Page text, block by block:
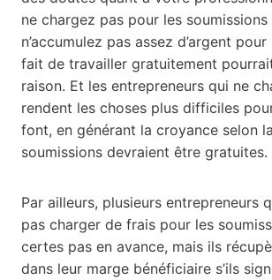
ne chargez pas pour les
n’accumulez pas assez d’argent
fait de travailler gratuitement
raison. Et les entrepreneurs qui ne
rendent les choses plus difficiles
font, en générant la croyance selon
soumissions devraient être
Par ailleurs, plusieurs entrepreneurs
pas charger de frais pour les
certes pas en avance, mais ils
dans leur marge bénéficiaire s’ils